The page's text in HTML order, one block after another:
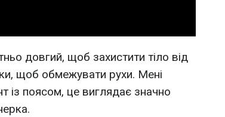
довгий, щоб захистити тіло від
щоб обмежувати рухи. Мені
із поясом, це виглядає значно